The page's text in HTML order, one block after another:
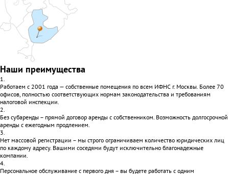
Наши преимущества
1.
Работаем с 2001 года — собственные помещения по всем ИФНС г. Москвы. Более 70
офисов, полностью соответствующих нормам законодательства и требованиям
налоговой инспекции.
2.
Без субаренды – прямой договор аренды с собственником. Возможность долгосрочной
аренды с ежегодным продлением.
3.
Нет массовой регистрации – мы строго ограничиваем количество юридических лиц
по каждому адресу. Вашими соседями будут исключительно благонадежные
компании.
4.
Персональное обслуживание с первого дня – вы будете работать с одним